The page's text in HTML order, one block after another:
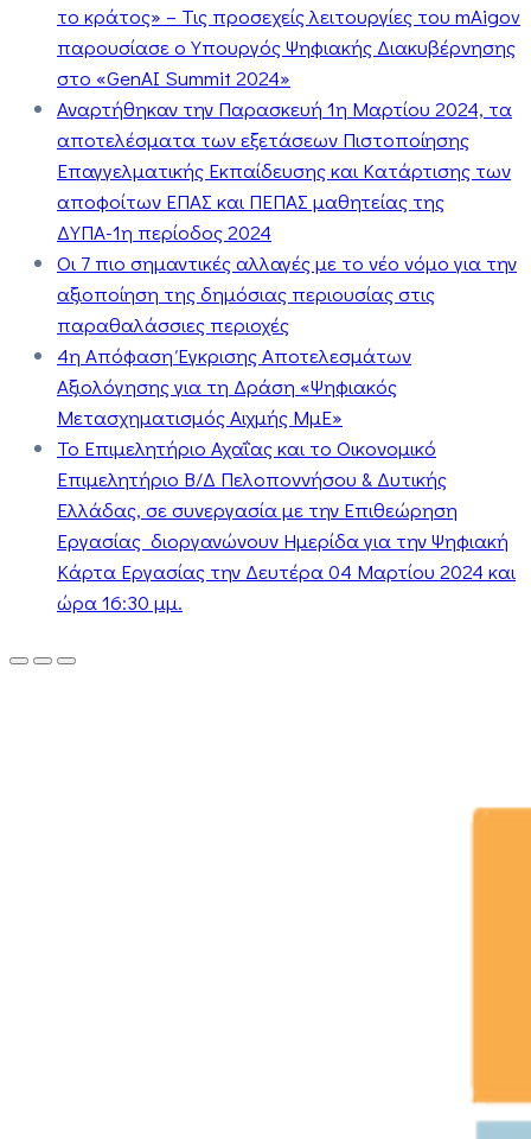
το κράτος» – Τις προσεχείς λειτουργίες του mAigov
παρουσίασε ο Υπουργός Ψηφιακής Διακυβέρνησης
στο «GenAI Summit 2024»
Αναρτήθηκαν την Παρασκευή 1η Μαρτίου 2024, τα
αποτελέσματα των εξετάσεων Πιστοποίησης
Επαγγελματικής Εκπαίδευσης και Κατάρτισης των
αποφοίτων ΕΠΑΣ και ΠΕΠΑΣ μαθητείας της
ΔΥΠΑ-1η περίοδος 2024
Οι 7 πιο σημαντικές αλλαγές με το νέο νόμο για την
αξιοποίηση της δημόσιας περιουσίας στις
παραθαλάσσιες περιοχές
4η Απόφαση Έγκρισης Αποτελεσμάτων
Αξιολόγησης για τη Δράση «Ψηφιακός
Μετασχηματισμός Αιχμής ΜμΕ»
Το Επιμελητήριο Αχαΐας και το Οικονομικό
Επιμελητήριο Β/Δ Πελοποννήσου & Δυτικής
Ελλάδας, σε συνεργασία με την Επιθεώρηση
Εργασίας διοργανώνουν Ημερίδα για την Ψηφιακή
Κάρτα Εργασίας την Δευτέρα 04 Μαρτίου 2024 και
ώρα 16:30 μμ.